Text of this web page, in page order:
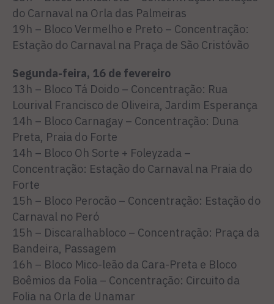
do Carnaval na Orla das Palmeiras
19h – Bloco Vermelho e Preto – Concentração:
Estação do Carnaval na Praça de São Cristóvão
Segunda-feira, 16 de fevereiro
13h – Bloco Tá Doido – Concentração: Rua
Lourival Francisco de Oliveira, Jardim Esperança
14h – Bloco Carnagay – Concentração: Duna
Preta, Praia do Forte
14h – Bloco Oh Sorte + Foleyzada –
Concentração: Estação do Carnaval na Praia do
Forte
15h – Bloco Perocão – Concentração: Estação do
Carnaval no Peró
15h – Discaralhabloco – Concentração: Praça da
Bandeira, Passagem
16h – Bloco Mico-leão da Cara-Preta e Bloco
Boêmios da Folia – Concentração: Circuito da
Folia na Orla de Unamar